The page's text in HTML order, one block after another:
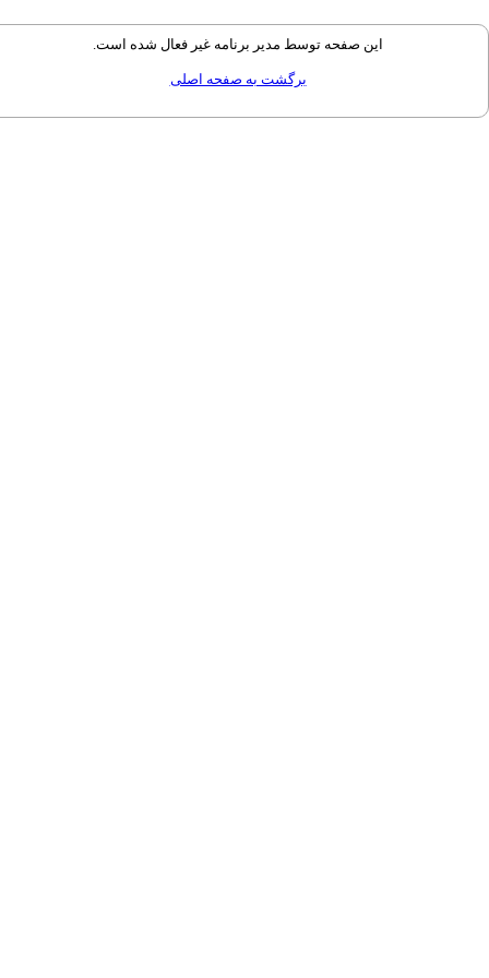
این صفحه توسط مدیر برنامه غیر فعال شده است.
برگشت به صفحه اصلی